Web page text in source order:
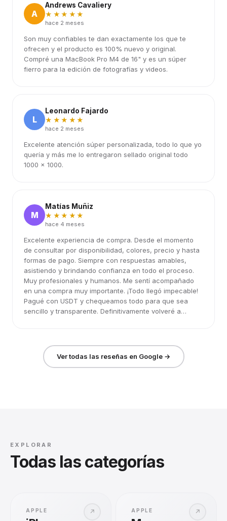
A
Andrews Cavaliery
★★★★★
hace 2 meses
Son muy confiables te dan exactamente los que te
ofrecen y el producto es 100% nuevo y original.
Compré una MacBook Pro M4 de 16" y es un súper
fierro para la edición de fotografías y videos.
L
Leonardo Fajardo
★★★★★
hace 2 meses
Excelente atención súper personalizada, todo lo que yo
quería y más me lo entregaron sellado original todo
1000 x 1000.
M
Matías Muñiz
★★★★★
hace 4 meses
Excelente experiencia de compra. Desde el momento
de consultar por disponibilidad, colores, precio y hasta
formas de pago. Siempre con respuestas amables,
asistiendo y brindando confianza en todo el proceso.
Muy profesionales y humanos. Me sentí acompañado
en una compra muy importante. ¡Todo llegó impecable!
Pagué con USDT y chequeamos todo para que sea
sencillo y transparente. Definitivamente volveré a
Ver todas las reseñas en Google →
EXPLORAR
Todas las categorías
↗
APPLE ↗
APPLE